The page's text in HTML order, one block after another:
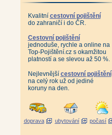
Kvalitní cestovní pojištění
do zahraničí i do ČR.
Cestovní pojištění
jednoduše, rychle a online na
Top-Pojištění.cz s okamžitou
platností a se slevou až 50 %.
Nejlevnější cestovní pojištění
na celý rok už od jediné
koruny na den.
doprava ubytování počasí